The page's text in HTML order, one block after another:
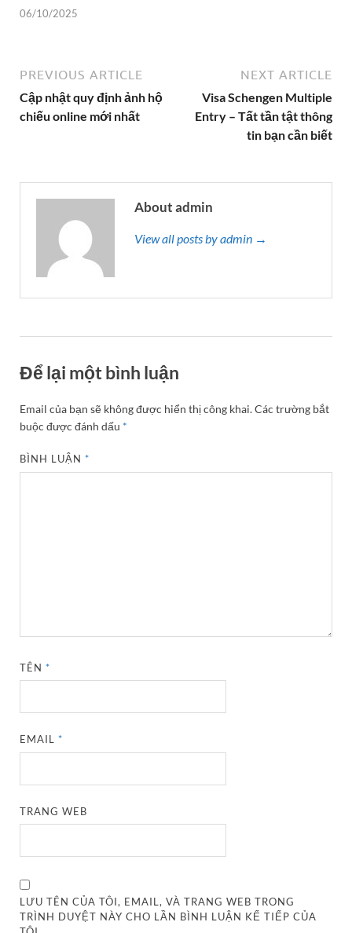
06/10/2025
PREVIOUS ARTICLE
Cập nhật quy định ảnh hộ
chiếu online mới nhất
NEXT ARTICLE
Visa Schengen Multiple
Entry – Tất tần tật thông
tin bạn cần biết
About admin
View all posts by admin →
Để lại một bình luận
Email của bạn sẽ không được hiển thị công khai.Các trường bắt
buộc được đánh dấu *
BÌNH LUẬN*
TÊN*
EMAIL*
TRANG WEB
LƯU TÊN CỦA TÔI, EMAIL, VÀ TRANG WEB TRONG
TRÌNH DUYỆT NÀY CHO LẦN BÌNH LUẬN KẾ TIẾP CỦA